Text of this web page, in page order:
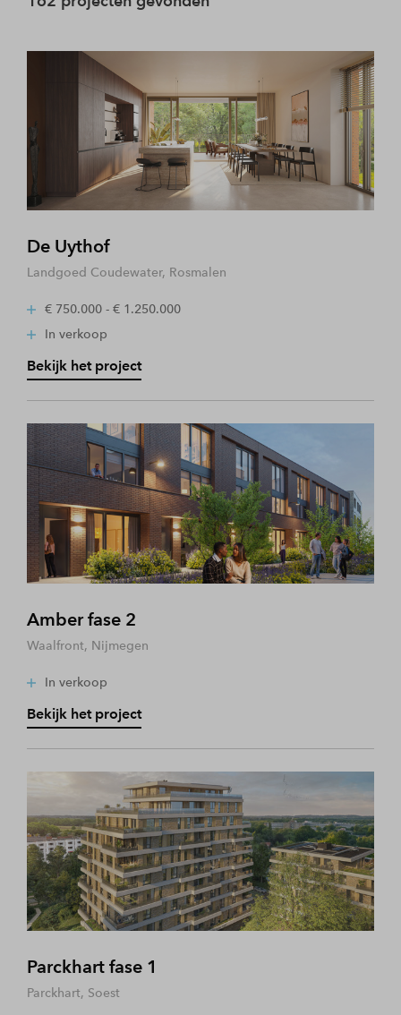
De Uythof
Landgoed Coudewater, Rosmalen
€ 750.000 - € 1.250.000
In verkoop
Bekijk het project
Amber fase 2
Waalfront, Nijmegen
In verkoop
Bekijk het project
Parckhart fase 1
Parckhart, Soest